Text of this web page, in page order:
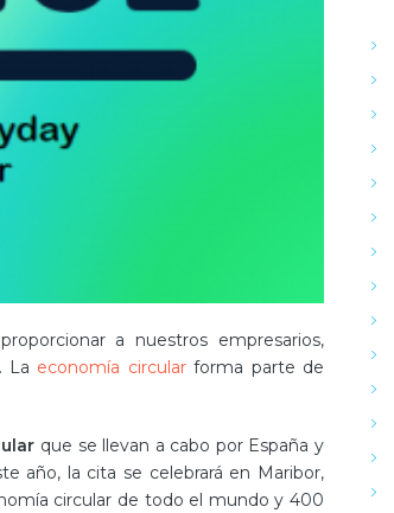
a nuestros empresarios,
. La economía circularforma parte de
que se llevan a cabo por España y
año, la cita se celebrará en Maribor,
circular de todo el mundo y 400